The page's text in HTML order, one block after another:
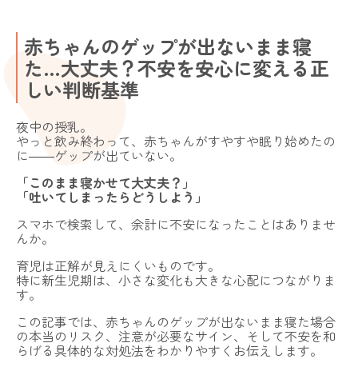
赤ちゃんのゲップが出ないまま寝
た…大丈夫？不安を安心に変える正
しい判断基準
夜中の授乳。
やっと飲み終わって、赤ちゃんがすやすや眠り始めたの
に――ゲップが出ていない。
「このまま寝かせて大丈夫？」
「吐いてしまったらどうしよう」
スマホで検索して、余計に不安になったことはありませ
んか。
育児は正解が見えにくいものです。
特に新生児期は、小さな変化も大きな心配につながりま
す。
この記事では、赤ちゃんのゲップが出ないまま寝た場合
の本当のリスク、注意が必要なサイン、そして不安を和
らげる具体的な対処法をわかりやすくお伝えします。